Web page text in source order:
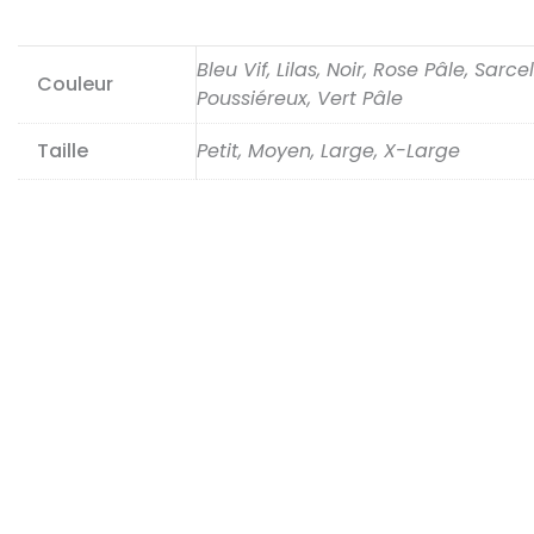
Couleur
Bleu Vif, Lilas, Noir, Rose Pâle,
Poussiéreux, Vert Pâle
Taille
Petit, Moyen, Large, X-Large